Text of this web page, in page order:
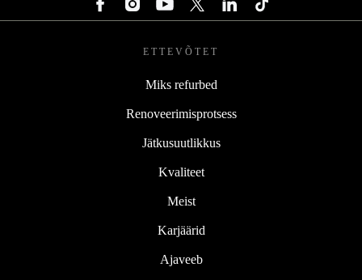
ETTEVÕTET
Miks refurbed
Renoveerimisprotsess
Jätkusuutlikkus
Kvaliteet
Meist
Karjäärid
Ajaveeb